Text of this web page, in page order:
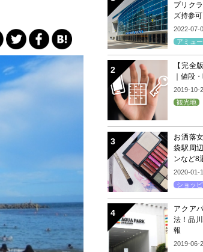
プリク
ズ持参可
2022-07-
アミュ
【完全
｜値段
2019-10-
観光地
お洒落
袋駅周
ンなど8
2020-01-
ショッ
アクア
法！品
報
2019-06-